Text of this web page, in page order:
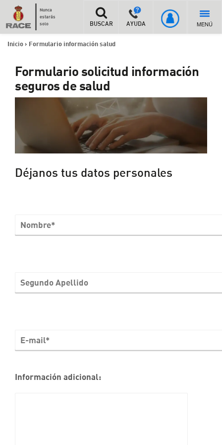
Nunca
estarás
solo
BUSCAR AYUDA MENÚ
Inicio > Formulario información salud
Formulario solicitud información
seguros de salud
Déjanos tus datos personales
Información adicional: